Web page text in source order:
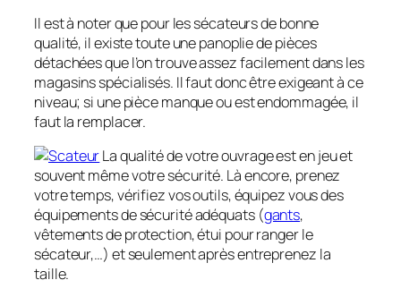
Il est à noter que pour les sécateurs de bonne
qualité, il existe toute une panoplie de pièces
détachées que l’on trouve assez facilement dans les
magasins spécialisés. Il faut donc être exigeant à ce
niveau; si une pièce manque ou est endommagée, il
faut la remplacer.
La qualité de votre ouvrage est en jeu et
souvent même votre sécurité. Là encore, prenez
votre temps, vérifiez vos outils, équipez vous des
équipements de sécurité adéquats (gants,
vêtements de protection, étui pour ranger le
sécateur,…) et seulement après entreprenez la
taille.